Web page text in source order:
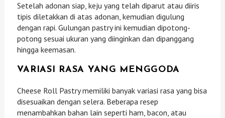
Setelah adonan siap, keju yang telah diparut atau diiris
tipis diletakkan di atas adonan, kemudian digulung
dengan rapi. Gulungan pastry ini kemudian dipotong-
potong sesuai ukuran yang diinginkan dan dipanggang
hingga keemasan.
VARIASI RASA YANG MENGGODA
Cheese Roll Pastry memiliki banyak variasi rasa yang bisa
disesuaikan dengan selera. Beberapa resep
menambahkan bahan lain seperti ham, bacon, atau